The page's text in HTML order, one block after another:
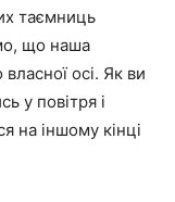
таємниць
що наша
осі. Як ви
у повітря і
на іншому кінці